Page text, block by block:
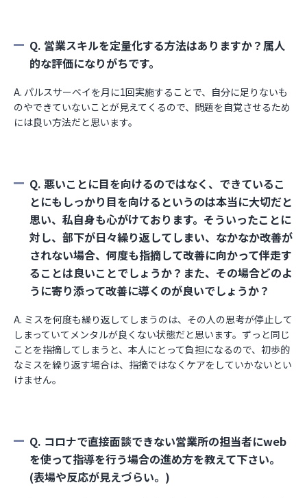
Q. 営業スキルを定量化する方法はありますか？属人
的な評価になりがちです。
A. パルスサーベイを月に1回実施することで、自分に足りないも
のやできていないことが見えてくるので、問題を自覚させるため
には良い方法だと思います。
Q. 悪いことに目を向けるのではなく、できているこ
とにもしっかり目を向けるというのは本当に大切だと
思い、私自身も心がけております。そういったことに
対し、部下が日々繰り返してしまい、なかなか改善が
されない場合、何度も指摘して改善に向かって伴走す
ることは良いことでしょうか？また、その場合どのよ
うに寄り添って改善に導くのが良いでしょうか？
A. ミスを何度も繰り返してしまうのは、その人の思考が停止して
しまっていてメンタルが良くない状態だと思います。ずっと同じ
ことを指摘してしまうと、本人にとって負担になるので、初歩的
なミスを繰り返す場合は、指摘ではなくケアをしていかないとい
けません。
Q. コロナで直接面談できない営業所の担当者にweb
を使って指導を行う場合の進め方を教えて下さい。
(表場や反応が見えづらい。)